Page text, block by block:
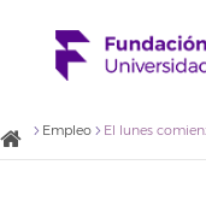
Empleo